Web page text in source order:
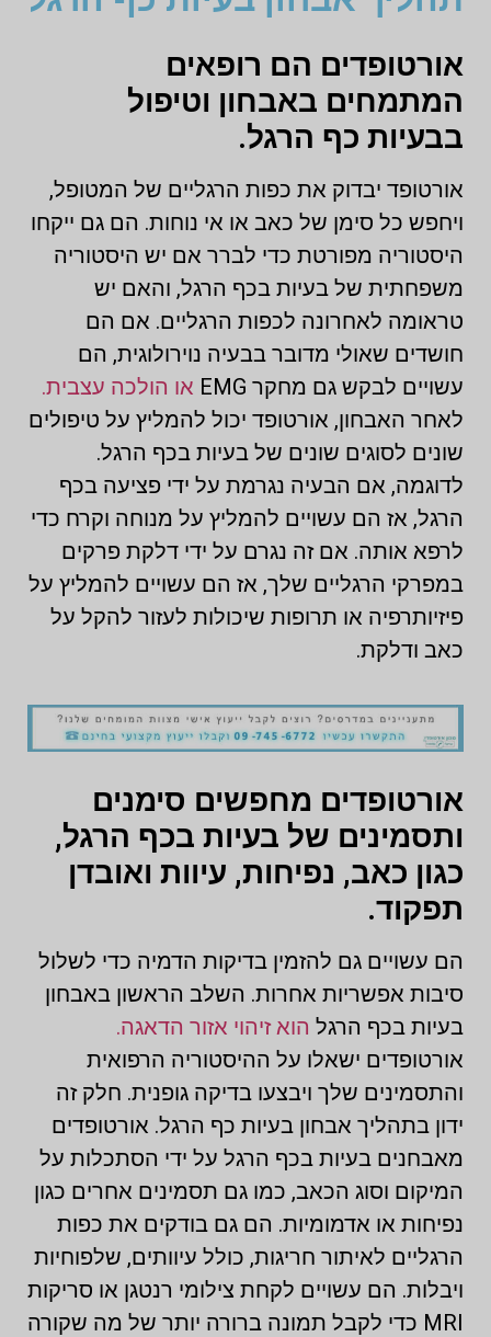
אורטופדים הם רופאים
המתמחים באבחון וטיפול
בבעיות כף הרגל.
אורטופד יבדוק את כפות הרגליים של המטופל,
ויחפש כל סימן של כאב או אי נוחות. הם גם ייקחו
היסטוריה מפורטת כדי לברר אם יש היסטוריה
משפחתית של בעיות בכף הרגל, והאם יש
טראומה לאחרונה לכפות הרגליים. אם הם
חושדים שאולי מדובר בבעיה נוירולוגית, הם
עשויים לבקש גם מחקר EMG
או הולכה עצבית.
לאחר האבחון, אורטופד יכול להמליץ על טיפולים
שונים לסוגים שונים של בעיות בכף הרגל.
לדוגמה, אם הבעיה נגרמת על ידי פציעה בכף
הרגל, אז הם עשויים להמליץ על מנוחה וקרח כדי
לרפא אותה. אם זה נגרם על ידי דלקת פרקים
במפרקי הרגליים שלך, אז הם עשויים להמליץ על
פיזיותרפיה או תרופות שיכולות לעזור להקל על
כאב ודלקת.
אורטופדים מחפשים סימנים
ותסמינים של בעיות בכף הרגל,
כגון כאב, נפיחות, עיוות ואובדן
תפקוד.
הם עשויים גם להזמין בדיקות הדמיה כדי לשלול
סיבות אפשריות אחרות. השלב הראשון באבחון
בעיות בכף הרגל הוא זיהוי אזור הדאגה.
אורטופדים ישאלו על ההיסטוריה הרפואית
והתסמינים שלך ויבצעו בדיקה גופנית. חלק זה
ידון בתהליך אבחון בעיות כף הרגל. אורטופדים
מאבחנים בעיות בכף הרגל על ידי הסתכלות על
המיקום וסוג הכאב, כמו גם תסמינים אחרים כגון
נפיחות או אדמומיות. הם גם בודקים את כפות
הרגליים לאיתור חריגות, כולל עיוותים, שלפוחיות
ויבלות. הם עשויים לקחת צילומי רנטגן או סריקות
MRI כדי לקבל תמונה ברורה יותר של מה שקורה